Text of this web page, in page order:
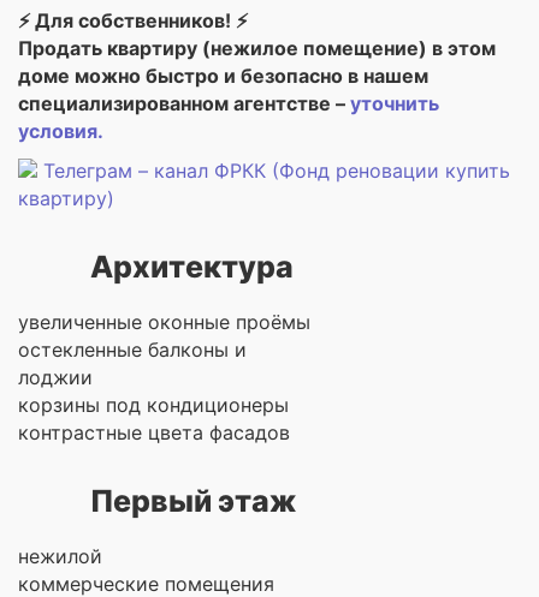
⚡ Для собственников! ⚡
Продать квартиру (нежилое помещение) в этом
доме можно быстро и безопасно в нашем
специализированном агентстве – уточнить
условия.
Телеграм – канал ФРКК (Фонд реновации купить
квартиру)
Архитектура
увеличенные оконные проёмы
остекленные балконы и
лоджии
корзины под кондиционеры
контрастные цвета фасадов
Первый этаж
нежилой
коммерческие помещения